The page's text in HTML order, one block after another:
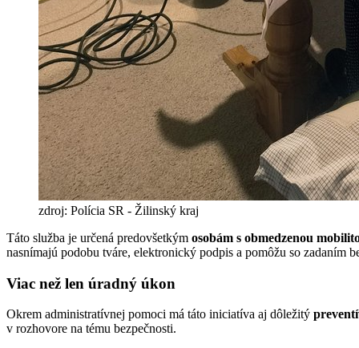
zdroj: Polícia SR - Žilinský kraj
Táto služba je určená predovšetkým osobám s obmedzenou
nasnímajú podobu tváre, elektronický podpis a pomôžu so zadaním
Viac než len úradný úkon
Okrem administratívnej pomoci má táto iniciatíva aj dôležitý
v rozhovore na tému bezpečnosti.